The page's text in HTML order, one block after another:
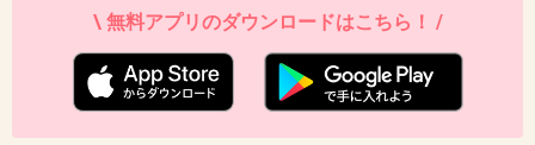
\ 無料アプリのダウンロードはこちら！ /